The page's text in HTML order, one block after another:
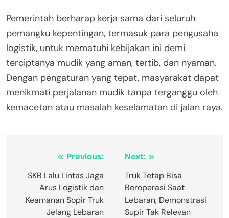
Pemerintah berharap kerja sama dari seluruh
pemangku kepentingan, termasuk para pengusaha
logistik, untuk mematuhi kebijakan ini demi
terciptanya mudik yang aman, tertib, dan nyaman.
Dengan pengaturan yang tepat, masyarakat dapat
menikmati perjalanan mudik tanpa terganggu oleh
kemacetan atau masalah keselamatan di jalan raya.
navigation
Previous:
SKB Lalu Lintas Jaga
Arus Logistik dan
Keamanan Sopir Truk
Jelang Lebaran
Next:
Truk Tetap Bisa
Beroperasi Saat
Lebaran, Demonstrasi
Supir Tak Relevan